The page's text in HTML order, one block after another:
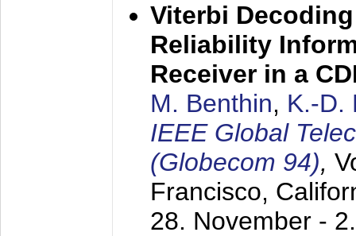
Viterbi
Reliability
Receiver in a
M. Benthin, K.-D.
IEEE Global
(Globecom 94),
Francisco,
28. November -